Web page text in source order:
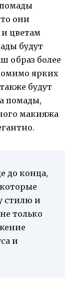
они
цветам
будут
образ более
ярких
будут
помады,
макияжа
до конца,
стилю и
только
и